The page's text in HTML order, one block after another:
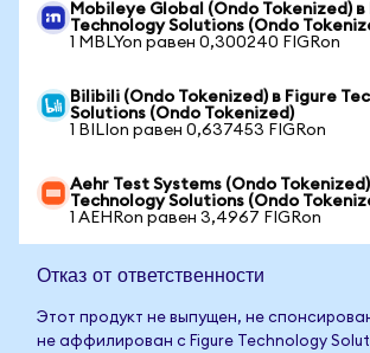
Mobileye Global (Ondo Tokenized) в
Technology Solutions (Ondo
1 MBLYon равен 0,300240 FIGRon
Bilibili (Ondo Tokenized) в Figure
Solutions (Ondo Tokenized)
1 BILIon равен 0,637453 FIGRon
Aehr Test Systems (Ondo
Technology Solutions (Ondo
1 AEHRon равен 3,4967 FIGRon
Отказ от ответственности
Этот продукт не выпущен, не
не аффилирован с Figure Technology